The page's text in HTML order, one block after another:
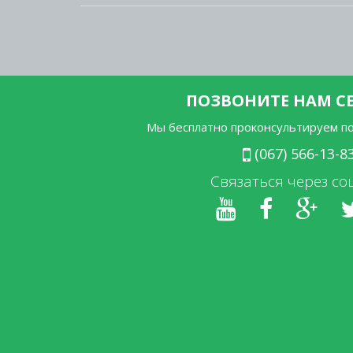
ПОЗВОНИТЕ НАМ
Мы бесплатно проконсультируем
(067) 566-13-
Связаться через